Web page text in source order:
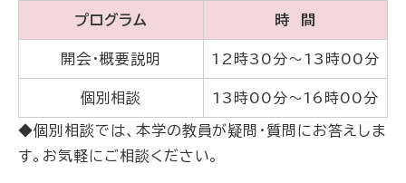
プログラム 時 間
開会・概要説明 12時30分～13時00分
個別相談 13時00分～16時00分
◆個別相談では、本学の教員が疑問・質問にお答えしま
す。お気軽にご相談ください。